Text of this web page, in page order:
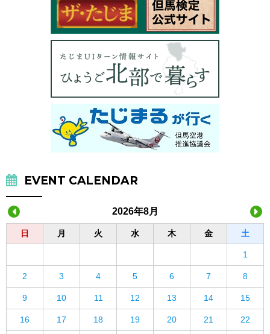
EVENT CALENDAR
2026年8月
日 月 火 水 木 金 土
1
2 3 4 5 6 7 8
9 10 11 12 13 14 15
16 17 18 19 20 21 22